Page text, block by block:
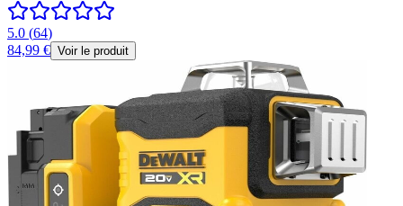
5.0 (64)
84,99 € Voir le produit